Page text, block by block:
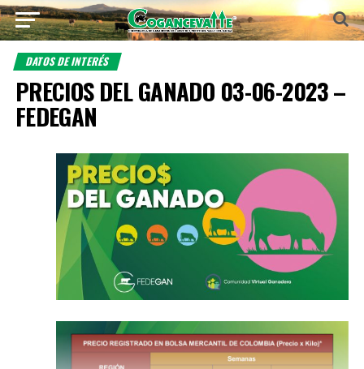
DATOS DE INTERÉS
PRECIOS DEL GANADO 03-06-2023 –
FEDEGAN